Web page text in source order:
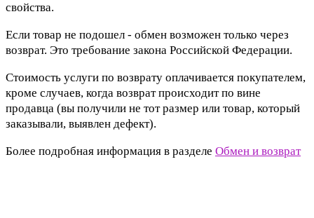
свойства.
Если товар не подошел - обмен возможен только через
возврат. Это требование закона Российской Федерации.
Стоимость услуги по возврату оплачивается покупателем,
кроме случаев, когда возврат происходит по вине
продавца (вы получили не тот размер или товар, который
заказывали, выявлен дефект).
Более подробная информация в разделе Обмен и возврат